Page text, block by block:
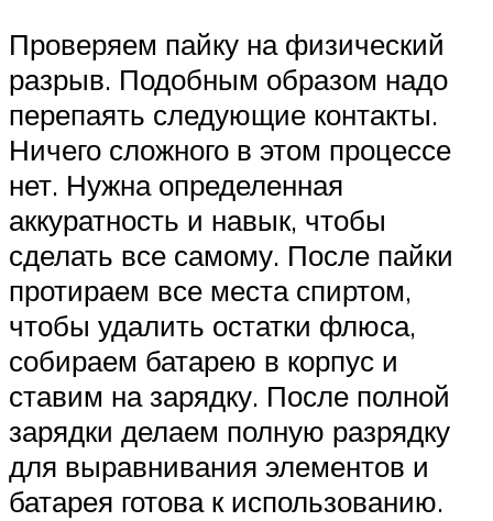
Проверяем пайку на физический
разрыв. Подобным образом надо
перепаять следующие контакты.
Ничего сложного в этом процессе
нет. Нужна определенная
аккуратность и навык, чтобы
сделать все самому. После пайки
протираем все места спиртом,
чтобы удалить остатки флюса,
собираем батарею в корпус и
ставим на зарядку. После полной
зарядки делаем полную разрядку
для выравнивания элементов и
батарея готова к использованию.